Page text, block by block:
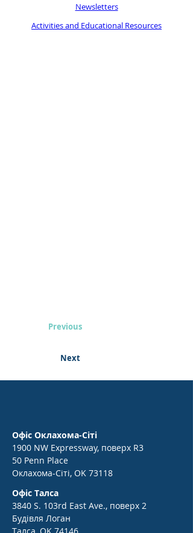
Newsletters
Activities and Educational Resources
Previous
Next
Офіс Оклахома-Сіті
1900 NW Expressway, поверх R3
50 Penn Place
Оклахома-Сіті, OK 73118
Офіс Талса
3840 S. 103rd East Ave., поверх 2
Будівля Логан